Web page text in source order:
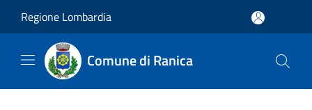
Regione Lombardia
Comune di Ranica